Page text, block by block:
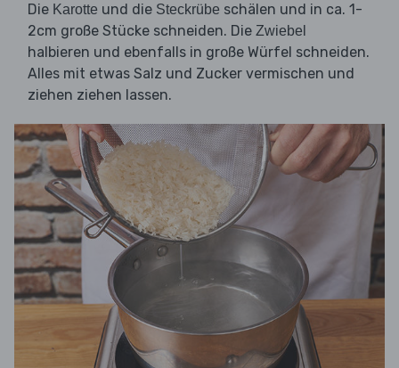
Die Karotte und die Steckrübe schälen und in ca. 1-
2cm große Stücke schneiden. Die Zwiebel
halbieren und ebenfalls in große Würfel schneiden.
Alles mit etwas Salz und Zucker vermischen und
ziehen ziehen lassen.